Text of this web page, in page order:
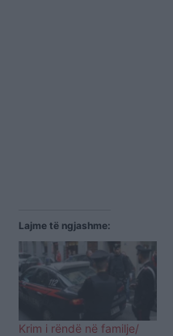
Lajme të ngjashme:
Krim i rëndë në familje/